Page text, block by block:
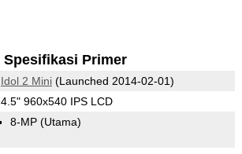
Spesifikasi Primer
Idol 2 Mini(Launched 2014-02-01)
4.5" 960x540 IPS LCD
8-MP (Utama)